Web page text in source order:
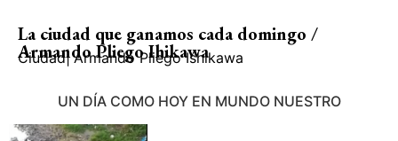
La ciudad que ganamos cada domingo /
Armando Pliego Ihikawa
Ciudad| Armando Pliego Ishikawa
UN DÍA COMO HOY EN MUNDO NUESTRO